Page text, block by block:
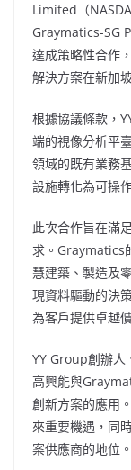
Limited（
Graymatics-SG
達成策略性合作
解決方案在新加
根據協議條款，
端的視像分析平
領域的既有業務
設施轉化為可操
此次合作旨在滿
求。Graymatics
慧建築、製造及
現資料驅動的決
為客戶提供卓越
YY Group創辦人
高興能與
創新方案的應用
來重要機遇，同
案供應商的地位。